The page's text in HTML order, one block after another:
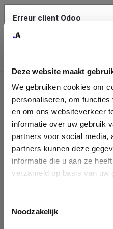
Deze website maakt
We gebruiken cookies om
personaliseren, om
en om ons websiteverkeer
informatie over uw gebruik
partners voor social media,
partners kunnen deze
informatie die u aan ze
verzameld op basis van uw
Noodzakelijk
Identification
de
l'entreprise
Please fill in your
form. If you don't find your
a new company record with the
Erreur client Odoo
Une erreur s'est produite
Utilisez le bouton Copier pour
service de support.
Voir les détails
Ok